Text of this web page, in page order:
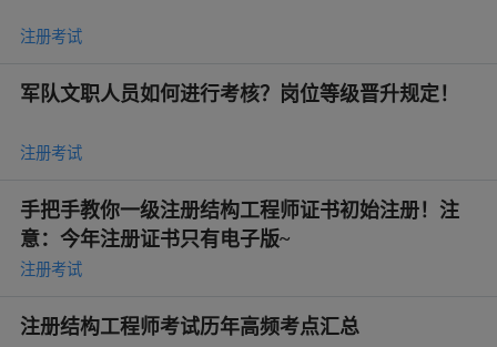
注册考试
军队文职人员如何进行考核？岗位等级晋升规定！
注册考试
手把手教你一级注册结构工程师证书初始注册！注
意：今年注册证书只有电子版~
注册考试
注册结构工程师考试历年高频考点汇总